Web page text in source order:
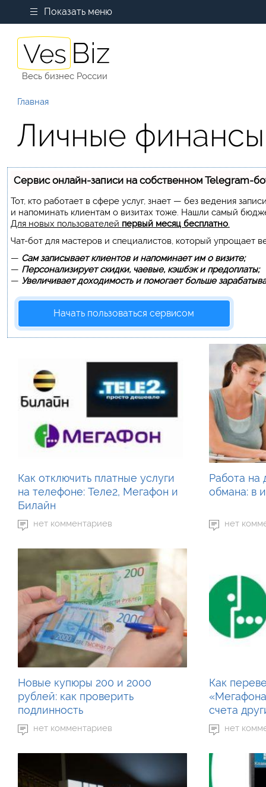
Показать меню
Весь бизнес России
Главная
Личные финансы
Сервис онлайн-записи на собственном Telegram-
Тот, кто работает в сфере услуг, знает — без ведения
и напоминать клиентам о визитах тоже. Нашли самый
Для новых пользователей первый месяц бесплатно.
Чат-бот для мастеров и специалистов, который упрощает
— Сам записывает клиентов и напоминает им о визите;
— Персонализирует скидки, чаевые, кэшбэк и предоплаты;
— Увеличивает доходимость и помогает больше
Начать пользоваться сервисом
Как отключить платные услуги
на телефоне: Теле2, Мегафон и
Билайн
нет комментариев
Работа на
обмана: в
нет
Новые купюры 200 и 2000
рублей: как проверить
подлинность
нет комментариев
Как
счета
нет